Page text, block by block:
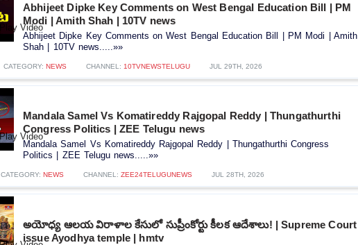
Abhijeet Dipke Key Comments on West Bengal Education Bill | PM
Modi | Amith Shah | 10TV news
Abhijeet Dipke Key Comments on West Bengal Education Bill | PM Modi | Amith
Shah | 10TV news.....»»
CATEGORY: NEWS CHANNEL: 10TVNEWSTELUGU JUL 29TH, 2026
Mandala Samel Vs Komatireddy Rajgopal Reddy | Thungathurthi
Congress Politics | ZEE Telugu news
Mandala Samel Vs Komatireddy Rajgopal Reddy | Thungathurthi Congress
Politics | ZEE Telugu news.....»»
CATEGORY: NEWS CHANNEL: ZEE24TELUGUNEWS JUL 28TH, 2026
అయోధ్య ఆలయ విరాళాల కేసులో సుప్రీంకోర్టు కీలక ఆదేశాలు! | Supreme Court
issue Ayodhya temple | hmtv